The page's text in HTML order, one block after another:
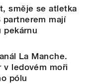
směje se atletka
partnerem mají
pekárnu
La Manche.
ledovém moři
pólu